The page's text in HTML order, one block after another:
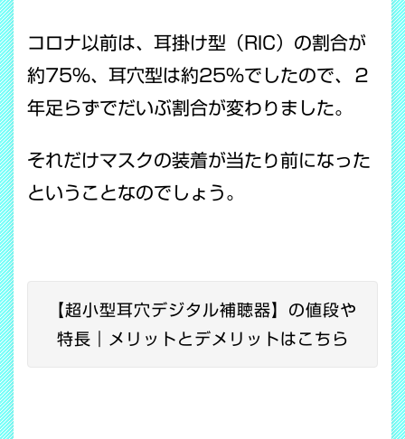
コロナ以前は、耳掛け型（RIC）の割合が
約75％、耳穴型は約25％でしたので、２
年足らずでだいぶ割合が変わりました。
それだけマスクの装着が当たり前になった
ということなのでしょう。
【超小型耳穴デジタル補聴器】の値段や
特長｜メリットとデメリットはこちら